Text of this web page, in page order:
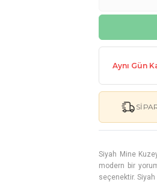
Aynı Gün
Siyah Mine
modern bir
seçenektir.